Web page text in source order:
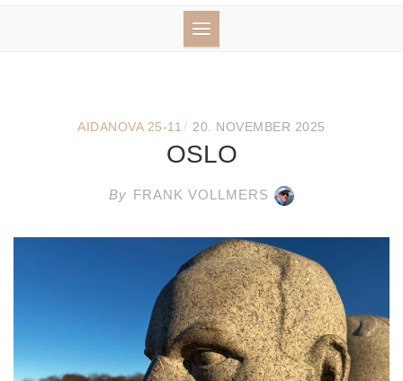
AIDANOVA 25-11 / 20. NOVEMBER 2025
OSLO
By FRANK VOLLMERS